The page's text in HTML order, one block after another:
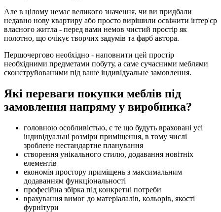
Але в цілому немає великого значення, чи ви придбали
недавно нову квартиру або просто вирішили освіжити інтер'єр
власного житла - перед вами немов чистий простір як
полотно, що очікує творчих задумів та фарб автора.
Першочергово необхідно - наповнити цей простір
необхідними предметами побуту, а саме сучасними меблями
сконструйованими під ваше індивідуальне замовлення.
Які переваги покупки меблів під
замовлення напряму у виробника?
головною особливістью, є те що будуть враховані усі
індивідуальні розміри приміщення, в тому числі
зроблене нестандартне планування
створення унікального стилю, додавання новітніх
елементів
економія простору приміщень з максимальним
додаванням функціональності
професійна збірка під конкретні потреби
врахування вимог до матеріалалів, кольорів, якості
фурнітури